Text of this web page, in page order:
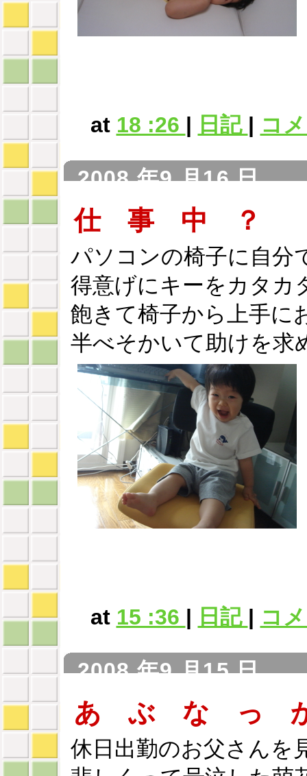
at 18 :26 | 日記 | コ
2008 年9 月16 日
仕 事 中 ？
パソコンの椅子に自分
得意げにキーをカタカ
飽きて椅子から上手に
半べそかいて助けを求
at 15 :36 | 日記 | コ
2008 年9 月15 日
あ ぶ な っ
休日出勤のお父さんを